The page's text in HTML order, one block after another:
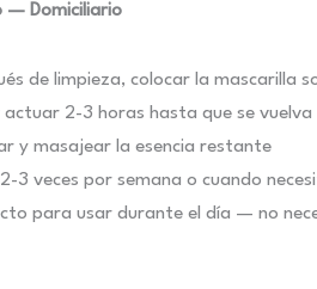
— Domiciliario
de limpieza, colocar la mascarilla
actuar 2-3 horas hasta que se
y masajear la esencia restante
3 veces por semana o cuando
para usar durante el día — no